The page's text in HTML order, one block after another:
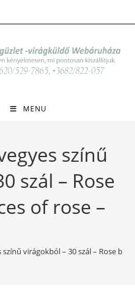
MENU
színű
szál – Rose
of rose –
virágokból – 30 szál – Rose